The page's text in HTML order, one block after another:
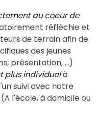
au coeur de
réfléchie et
de terrain afin de
des jeunes
présentation, ...)
plus individuelà
suivi avec notre
l'école, à domicile ou